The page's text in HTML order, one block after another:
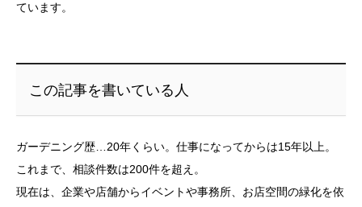
ています。
この記事を書いている人
ガーデニング歴…20年くらい。仕事になってからは15年以上。
これまで、相談件数は200件を超え。
現在は、企業や店舗からイベントや事務所、お店空間の緑化を依